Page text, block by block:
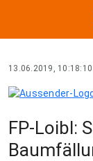
13.06.2019, 10:18:10
FP-Loibl: